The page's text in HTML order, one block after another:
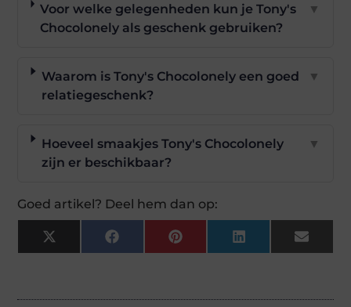
Voor welke gelegenheden kun je Tony's
Chocolonely als geschenk gebruiken?
▼
Waarom is Tony's Chocolonely een goed
relatiegeschenk?
▼
Hoeveel smaakjes Tony's Chocolonely
zijn er beschikbaar?
▼
Goed artikel? Deel hem dan op:
X
(Twitter)
FacebookPinterestLinkedIn Email